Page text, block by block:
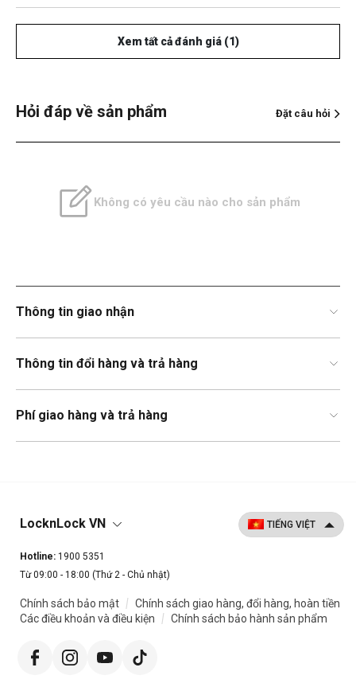
Xem tất cả đánh giá (1)
Hỏi đáp về sản phẩm Đặt câu hỏi
Không có yêu cầu nào cho sản phẩm
Thông tin giao nhận
Thông tin đổi hàng và trả hàng
Phí giao hàng và trả hàng
LocknLock VN
Hotline: 1900 5351
Từ 09:00 - 18:00 (Thứ 2 - Chủ nhật)
Chính sách bảo mật | Chính sách giao hàng, đổi hàng, hoàn tiền
Các điều khoản và điều kiện
| Chính sách bảo hành sản phẩm